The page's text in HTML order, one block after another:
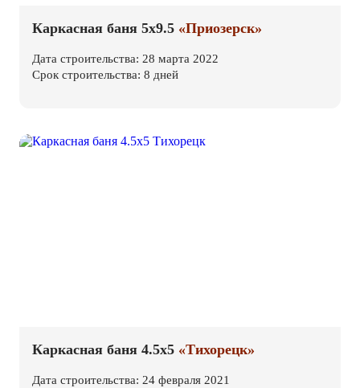
Каркасная баня 5х9.5 «Приозерск»
Дата строительства: 28 марта 2022
Срок строительства: 8 дней
Каркасная баня 4.5х5 «Тихорецк»
Дата строительства: 24 февраля 2021